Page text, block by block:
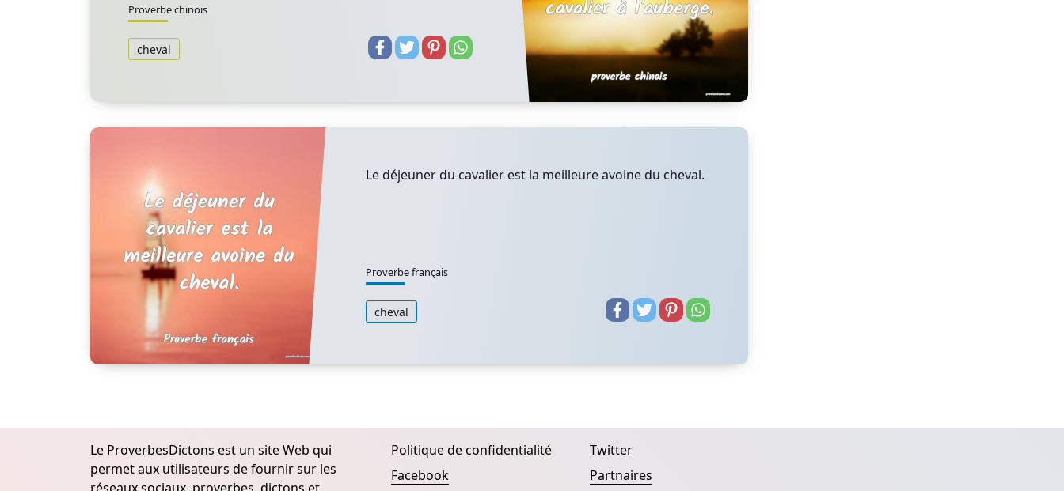
Proverbe chinois
cheval
Le déjeuner du cavalier est la meilleure avoine du cheval.
Proverbe français
cheval
Le ProverbesDictons est un site Web qui
permet aux utilisateurs de fournir sur les
Politique de confidentialité
Facebook
Twitter
Partnaires